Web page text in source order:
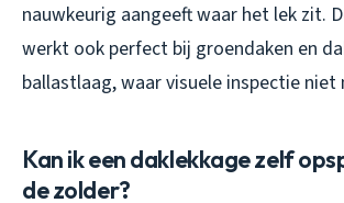
nauwkeurig aangeeft waar het lek zit.
werkt ook perfect bij groendaken en
ballastlaag, waar visuele inspectie niet
Kan ik een daklekkage zelf
de zolder?